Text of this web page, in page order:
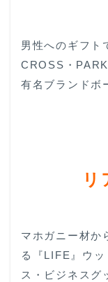
男性へのギフト
CROSS・
有名ブランドボ
リ
マホガニー材か
る『LIFE』ウ
ス・ビジネスグ